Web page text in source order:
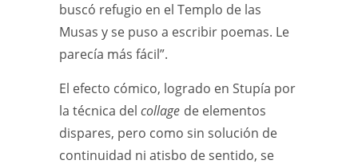
buscó refugio en el Templo de las
Musas y se puso a escribir poemas. Le
parecía más fácil”.
El efecto cómico, logrado en Stupía por
la técnica del collage de elementos
dispares, pero como sin solución de
continuidad ni atisbo de sentido, se